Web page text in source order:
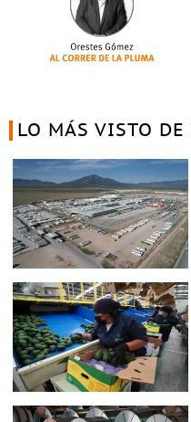
LO MÁS VISTO DE